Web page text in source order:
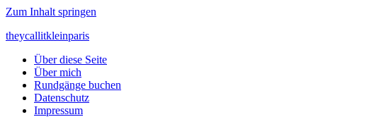
Zum Inhalt springen
theycallitkleinparis
Über diese Seite
Über mich
Rundgänge buchen
Datenschutz
Impressum